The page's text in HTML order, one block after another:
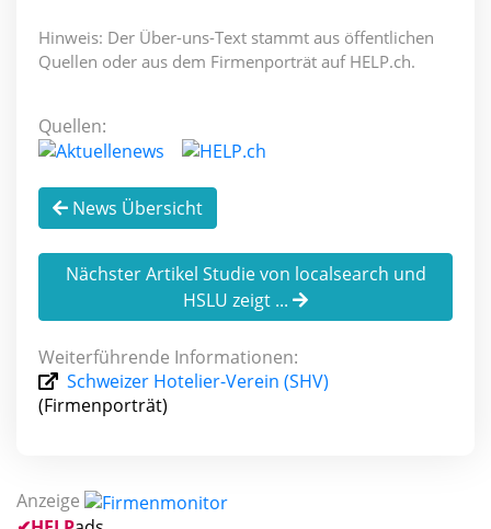
Hinweis: Der Über-uns-Text stammt aus öffentlichen
Quellen oder aus dem Firmenporträt auf HELP.ch.
Quellen:
News Übersicht
Nächster Artikel Studie von localsearch und
HSLU zeigt ...
Weiterführende Informationen:
Schweizer Hotelier-Verein (SHV)
(Firmenporträt)
Anzeige